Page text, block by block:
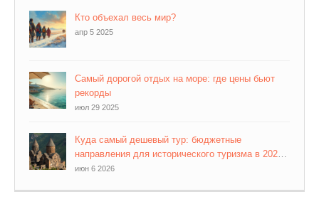
Кто объехал весь мир?
апр 5 2025
Самый дорогой отдых на море: где цены бьют
рекорды
июл 29 2025
Куда самый дешевый тур: бюджетные
направления для исторического туризма в 2026
годуиюн 6 2026